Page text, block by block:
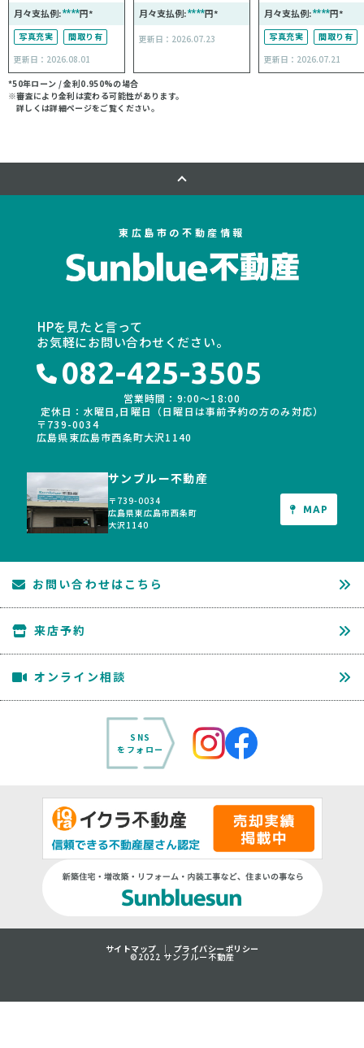
月々支払例:****円*
写真充実
間取り有
更新日：2026.08.01
月々支払例:****円*
更新日：2026.07.23
月々支払例:****円*
写真充実
間取り有
更新日：2026.07.21
*50年ローン / 金利0.950%の場合
※審査により金利は変わる可能性があります。
詳しくは詳細ページをご覧ください。
東広島市の不動産情報
HPを見たと言って
お気軽にお問い合わせください。
082-425-3505
営業時間：9:00〜18:00
定休日：水曜日,日曜日（日曜日は事前予約の方のみ対応）
〒739-0034
広島県東広島市西条町大沢1140
サンブルー不動産
〒739-0034
広島県東広島市西条町
大沢1140
MAP
お問い合わせはこちら
来店予約
オンライン相談
SNS
をフォロー
プライバシーポリシー
サイトマップ
©2022 サンブルー不動産